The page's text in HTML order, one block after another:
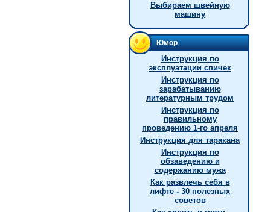
Выбираем швейную
машину
Юмор
Инструкция по
эксплуатации спичек
Инструкция по
зарабатыванию
литературным трудом
Инструкция по
правильному
проведению 1-го апреля
Инструкция для таракана
Инструкция по
обзаведению и
содержанию мужа
Как развлечь себя в
лифте - 30 полезных
советов